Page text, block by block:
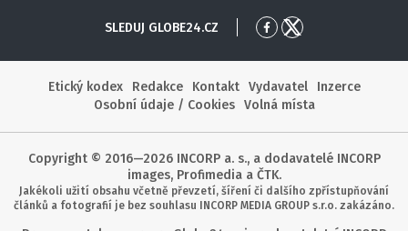
SLEDUJ GLOBE24.CZ
PřejítPřejít
Etický kodex
Redakce Kontakt Vydavatel
Inzerce
Osobní údaje / Cookies
Volná místa
Copyright © 2016—2026 INCORP a. s., a dodavatelé INCORP
images, Profimedia a ČTK.
Jakékoli užití obsahu včetně převzetí, šíření či dalšího zpřístupňování
článků a fotografií je bez souhlasu INCORP MEDIA GROUP s.r.o. zakázáno.